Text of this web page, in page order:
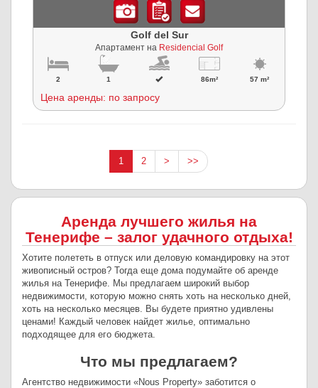
Golf del Sur
Апартамент на Residencial Golf
2 1 86m² 57 m²
Цена аренды: по запросу
1 2 > >>
Аренда лучшего жилья на
Тенерифе – залог удачного отдыха!
Хотите полететь в отпуск или деловую командировку на этот
живописный остров? Тогда еще дома подумайте об аренде
жилья на Тенерифе. Мы предлагаем широкий выбор
недвижимости, которую можно снять хоть на несколько дней,
хоть на несколько месяцев. Вы будете приятно удивлены
ценами! Каждый человек найдет жилье, оптимально
подходящее для его бюджета.
Что мы предлагаем?
Агентство недвижимости «Nous Property» заботится о